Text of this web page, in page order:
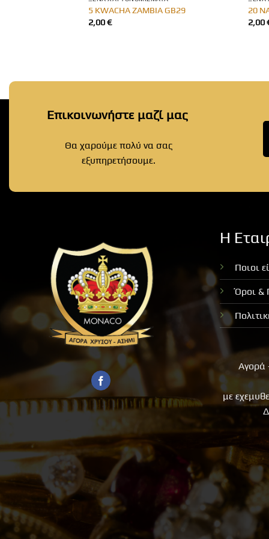
5 KWACHA ZAMBIA GB29
2,00€
20
2,00
Επικοινωνήστε μαζί μας
Θα χαρούμε πολύ να σας
εξυπηρετήσουμε.
Η
Ποιοι
Όροι &
Αγορά
με